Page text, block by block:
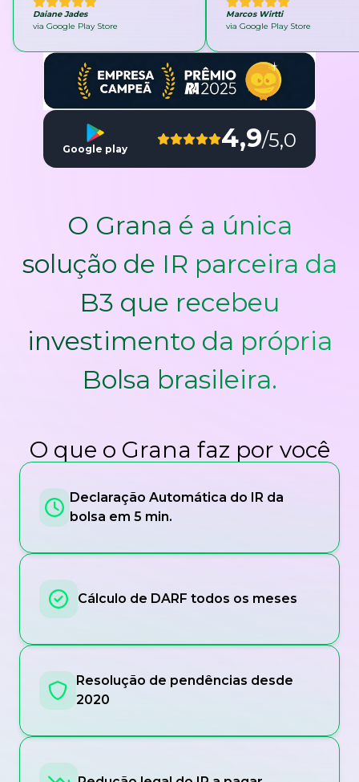
Daiane Jades
via Google Play Store
Marcos Wirtti
via Google Play Store
Google play 4,9/5,0
O Grana é a única
solução de IR parceira da
B3 que recebeu
investimento da própria
Bolsa brasileira.
O que o Grana faz por você
Declaração Automática do IR da
bolsa em 5 min.
Cálculo de DARF todos os meses
Resolução de pendências desde
2020